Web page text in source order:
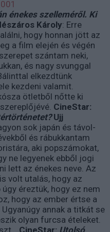
énekes szelleméről. Ki
Károly: Erre
hogy honnan jött az
a film elején és végén
szántam neki,
és nagy svunggal
elkezdtünk
kezdeni valamit.
ötletből nőtte ki
CineStar:
Ujj
sok japán és távol-
és rábukkantam
aki popszámokat,
ne legyenek ebből jogi
lett az énekes neve. Az
volt utalás, hogy az
éreztük, hogy ez nem
hogy az ember értse a
annak a titkát se
olyan furcsa ételeket.